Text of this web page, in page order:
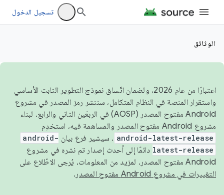
تسجيل الدخول
الوثائق
اعتبارًا من عام 2026، ولضمان اتّساق نموذج التطوير الثابت الأساسي
واستقرار المنصة في النظام المتكامل، سننشر رمز المصدر في مشروع
Android مفتوح المصدر (AOSP) في الربعَين الثاني والرابع. لبناء
مشروع Android مفتوح المصدر والمساهمة فيه، استخدِم
android-latest-release . سيشير فرع بيان android-
latest-release دائمًا إلى أحدث إصدار تم نشره في مشروع
Android مفتوح المصدر. لمزيد من المعلومات، يُرجى الاطّلاع على
التغييرات في مشروع Android مفتوح المصدر
.